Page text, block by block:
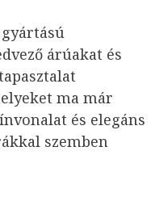
árúakat és
ma már
és elegáns
szemben